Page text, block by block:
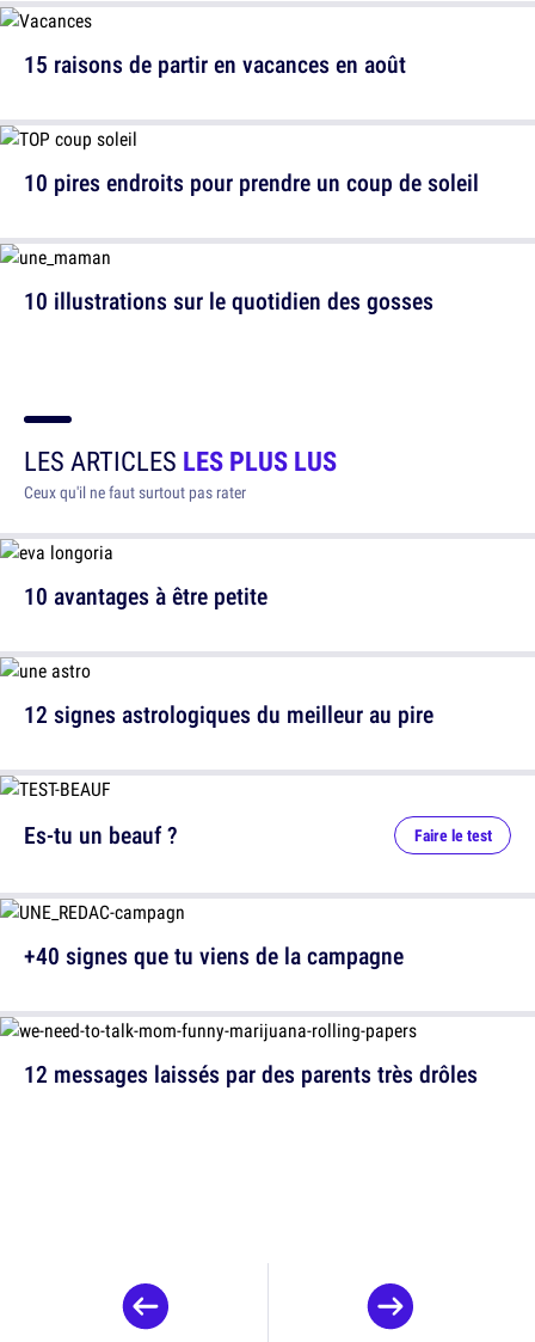
10 pires endroits pour prendre un coup de soleil
15 raisons de partir en vacances en août
10 illustrations sur le quotidien des gosses
LES ARTICLES LES PLUS LUS
Ceux qu'il ne faut surtout pas rater
10 avantages à être petite
12 signes astrologiques du meilleur au pire
12 messages laissés par des parents très drôles
Es-tu un beauf ? Faire le test
+40 signes que tu viens de la campagne